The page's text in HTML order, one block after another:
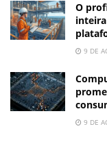
O
9 DE
9 DE